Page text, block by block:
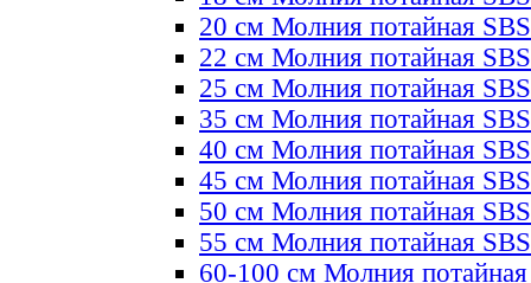
20 см Молния потайная SBS
22 см Молния потайная SBS
25 см Молния потайная SBS
35 см Молния потайная SBS
40 см Молния потайная SBS
45 см Молния потайная SBS
50 см Молния потайная SBS
55 см Молния потайная SBS
60-100 см Молния